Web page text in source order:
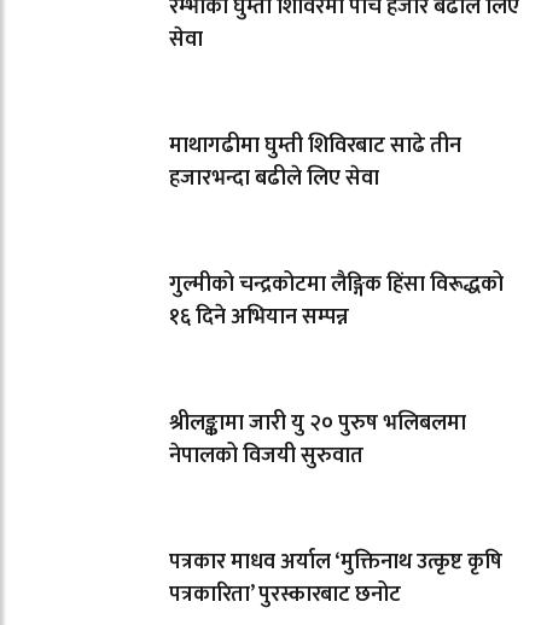
सेवा
माथागढीमा घुम्ती शिविरबाट साढे तीन
हजारभन्दा बढीले लिए सेवा
गुल्मीको चन्द्रकोटमा लैङ्गिक हिंसा विरूद्धको
१६ दिने अभियान सम्पन्न
श्रीलङ्कामा जारी यु २० पुरुष भलिबलमा
नेपालको विजयी सुरुवात
पत्रकार माधव अर्याल ‘मुक्तिनाथ उत्कृष्ट कृषि
पत्रकारिता’ पुरस्कारबाट छनोट